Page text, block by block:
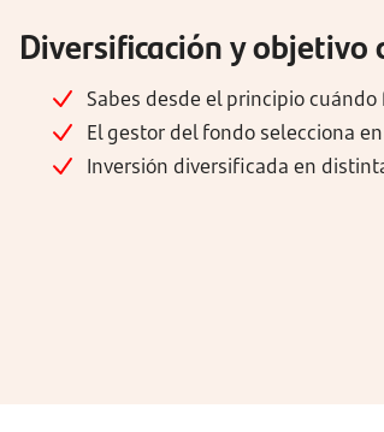
Diversificación y
Sabes desde el principio
El gestor del fondo selecciona
Inversión diversificada en